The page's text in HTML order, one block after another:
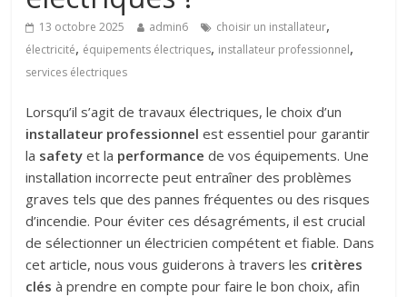
13 octobre 2025 admin6 choisir un installateur,
électricité, équipements électriques, installateur professionnel,
services électriques
Lorsqu’il s’agit de travaux électriques, le choix d’un
installateur professionnel est essentiel pour garantir
la safety et la performance de vos équipements. Une
installation incorrecte peut entraîner des problèmes
graves tels que des pannes fréquentes ou des risques
d’incendie. Pour éviter ces désagréments, il est crucial
de sélectionner un électricien compétent et fiable. Dans
cet article, nous vous guiderons à travers les critères
clés à prendre en compte pour faire le bon choix, afin